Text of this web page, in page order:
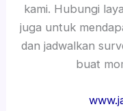
kami. Hubungi
juga untuk
dan jadwalkan
buat